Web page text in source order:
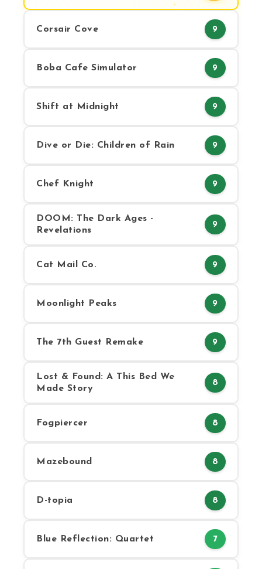
Corsair Cove 9
Boba Cafe Simulator 9
Shift at Midnight 9
Dive or Die: Children of Rain 9
Chef Knight 9
DOOM: The Dark Ages -
Revelations
9
Cat Mail Co. 9
Moonlight Peaks 9
The 7th Guest Remake 9
Lost & Found: A This Bed We
Made Story
8
Fogpiercer 8
Mazebound 8
D-topia 8
Blue Reflection: Quartet 7